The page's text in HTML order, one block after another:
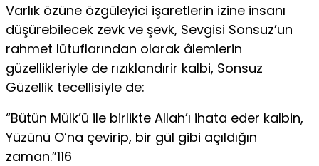
Varlık özüne özgüleyici işaretlerin izine insanı
düşürebilecek zevk ve şevk, Sevgisi Sonsuz’un
rahmet lütuflarından olarak âlemlerin
güzellikleriyle de rızıklandırir kalbi, Sonsuz
Güzellik tecellisiyle de:
“Bütün Mülk’ü ile birlikte Allah’ı ihata eder kalbin,
Yüzünü O’na çevirip, bir gül gibi açıldığın
zaman.”116